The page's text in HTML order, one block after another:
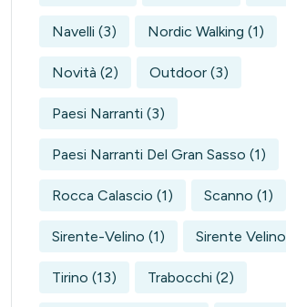
Navelli (3) Nordic Walking (1)
Novità (2) Outdoor (3)
Paesi Narranti (3)
Paesi Narranti Del Gran Sasso (1)
Rocca Calascio (1) Scanno (1)
Sirente-Velino (1) Sirente Velino
Tirino (13) Trabocchi (2)